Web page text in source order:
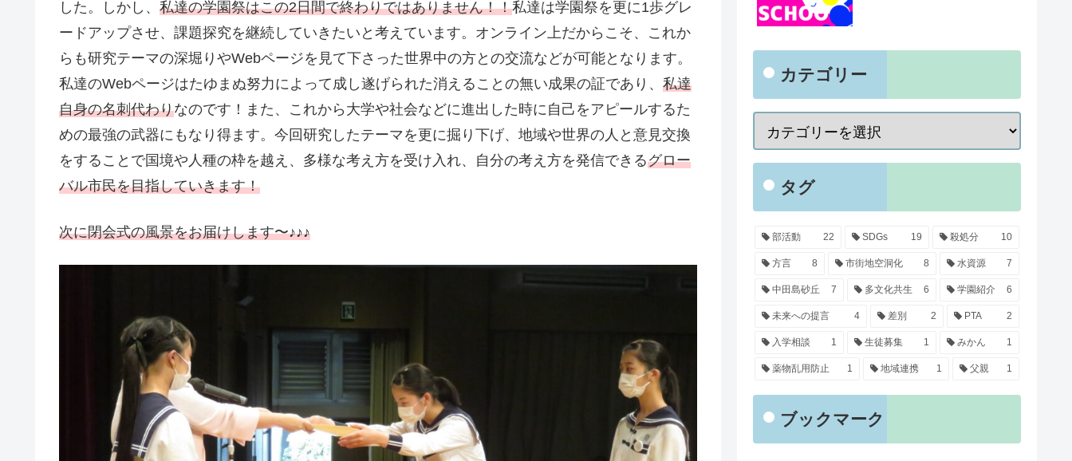
した。しかし、 私達の学園祭はこの2日間で終わりではありません！！私達は学園祭を更に1歩グレ
ードアップさせ、課題探究を継続していきたいと考えています。オンライン上だからこそ、これか
らも研究テーマの深堀りやWebページを見て下さった世界中の方との交流などが可能となります。
私達のWebページはたゆまぬ努力によって成し遂げられた消えることの無い成果の証であり、 私達
自身の名刺代わりなのです！また、これから大学や社会などに進出した時に自己をアピールするた
めの最強の武器にもなり得ます。今回研究したテーマを更に掘り下げ、地域や世界の人と意見交換
をすることで国境や人種の枠を越え、多様な考え方を受け入れ、自分の考え方を発信できるグロー
バル市民を目指していきます！
次に閉会式の風景をお届けします〜♪♪♪
カテゴリー
タグ
部活動 22 SDGs 19 殺処分 10
方言 8 市街地空洞化 8 水資源 7
中田島砂丘 7 多文化共生 6 学園紹介 6
未来への提言 4 差別 2 PTA 2
入学相談 1 生徒募集 1 みかん 1
薬物乱用防止 1 地域連携 1 父親 1
ブックマーク